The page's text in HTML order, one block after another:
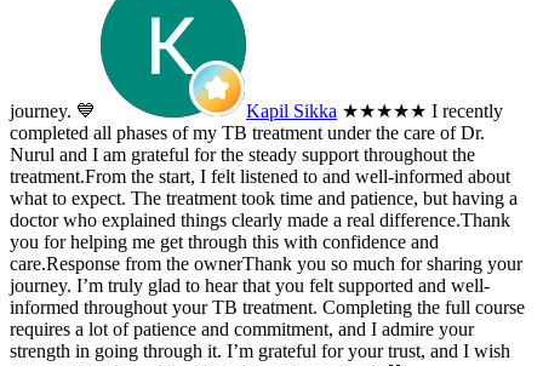
journey. 💙 Kapil Sikka ★★★★★ I recently
completed all phases of my TB treatment under the care of Dr.
Nurul and I am grateful for the steady support throughout the
treatment.From the start, I felt listened to and well-informed about
what to expect. The treatment took time and patience, but having a
doctor who explained things clearly made a real difference.Thank
you for helping me get through this with confidence and
care.Response from the ownerThank you so much for sharing your
journey. I’m truly glad to hear that you felt supported and well-
informed throughout your TB treatment. Completing the full course
requires a lot of patience and commitment, and I admire your
strength in going through it. I’m grateful for your trust, and I wish